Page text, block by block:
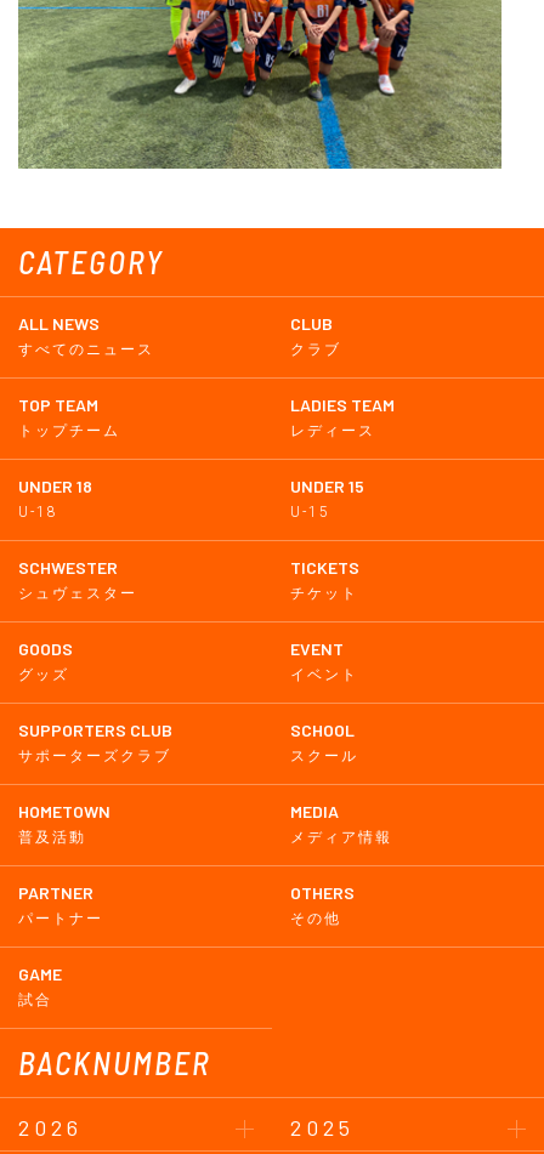
CATEGORY
ALL NEWS
すべてのニュース
CLUB
クラブ
TOP TEAM
トップチーム
LADIES TEAM
レディース
UNDER 18
U-18
UNDER 15
U-15
SCHWESTER
シュヴェスター
TICKETS
チケット
GOODS
グッズ
EVENT
イベント
SUPPORTERS CLUB
サポーターズクラブ
SCHOOL
スクール
HOMETOWN
普及活動
MEDIA
メディア情報
PARTNER
パートナー
OTHERS
その他
GAME
試合
BACKNUMBER
2026
2025